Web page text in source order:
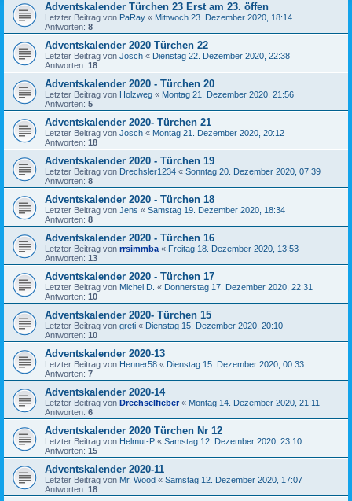
Adventskalender Türchen 23 Erst am 23. öffen
Letzter Beitrag von PaRay « Mittwoch 23. Dezember 2020, 18:14
Antworten: 8
Adventskalender 2020 Türchen 22
Letzter Beitrag von Josch « Dienstag 22. Dezember 2020, 22:38
Antworten: 18
Adventskalender 2020 - Türchen 20
Letzter Beitrag von Holzweg « Montag 21. Dezember 2020, 21:56
Antworten: 5
Adventskalender 2020- Türchen 21
Letzter Beitrag von Josch « Montag 21. Dezember 2020, 20:12
Antworten: 18
Adventskalender 2020 - Türchen 19
Letzter Beitrag von Drechsler1234 « Sonntag 20. Dezember 2020, 07:39
Antworten: 8
Adventskalender 2020 - Türchen 18
Letzter Beitrag von Jens « Samstag 19. Dezember 2020, 18:34
Antworten: 8
Adventskalender 2020 - Türchen 16
Letzter Beitrag von rrsimmba « Freitag 18. Dezember 2020, 13:53
Antworten: 13
Adventskalender 2020 - Türchen 17
Letzter Beitrag von Michel D. « Donnerstag 17. Dezember 2020, 22:31
Antworten: 10
Adventskalender 2020- Türchen 15
Letzter Beitrag von greti « Dienstag 15. Dezember 2020, 20:10
Antworten: 10
Adventskalender 2020-13
Letzter Beitrag von Henner58 « Dienstag 15. Dezember 2020, 00:33
Antworten: 7
Adventskalender 2020-14
Letzter Beitrag von Drechselfieber « Montag 14. Dezember 2020, 21:11
Antworten: 6
Adventskalender 2020 Türchen Nr 12
Letzter Beitrag von Helmut-P « Samstag 12. Dezember 2020, 23:10
Antworten: 15
Adventskalender 2020-11
Letzter Beitrag von Mr. Wood « Samstag 12. Dezember 2020, 17:07
Antworten: 18